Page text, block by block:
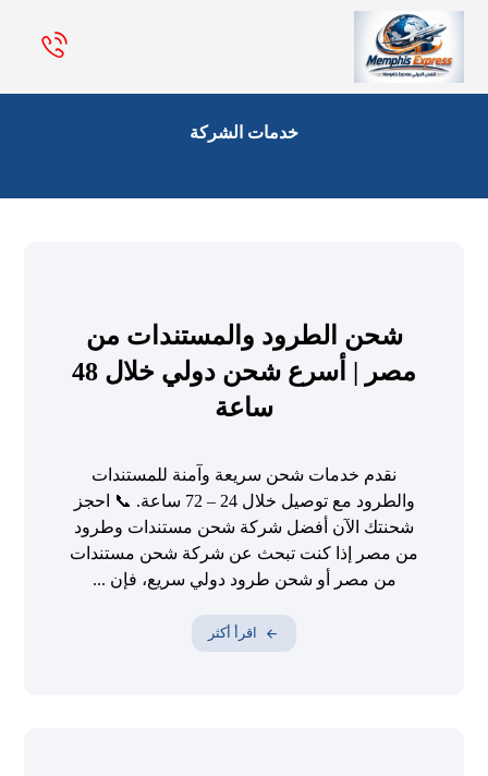
خدمات الشركة
شحن الطرود والمستندات من
مصر | أسرع شحن دولي خلال 48
ساعة
نقدم خدمات شحن سريعة وآمنة للمستندات
والطرود مع توصيل خلال 24 – 72 ساعة. 📞 احجز
شحنتك الآن أفضل شركة شحن مستندات وطرود
من مصر إذا كنت تبحث عن شركة شحن مستندات
من مصر أو شحن طرود دولي سريع، فإن ...
اقرأ أكثر